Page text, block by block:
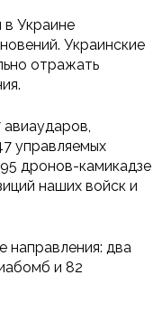
в Украине
Украинские
отражать
авиаударов,
управляемых
дронов-камикадзе
наших войск и
два
и 82